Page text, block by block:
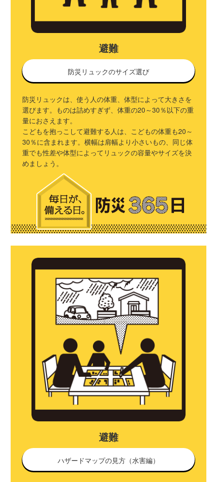
避難
防災リュックのサイズ選び
防災リュックは、使う人の体重、体型によって大きさを
選びます。ものは詰めすぎず、体重の20～30％以下の重
量におさえます。
こどもを抱っこして避難する人は、こどもの体重も20～
30％に含まれます。横幅は肩幅より小さいもの、同じ体
重でも性差や体型によってリュックの容量やサイズを決
めましょう。
避難
ハザードマップの見方（水害編）